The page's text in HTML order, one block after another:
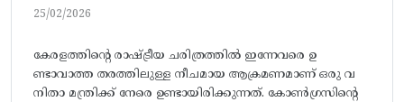
25/02/2026
കേരളത്തിൻ്റെ രാഷ്ട്രീയ ചരിത്രത്തിൽ ഇന്നേവരെ ഉ
ണ്ടാവാത്ത തരത്തിലുള്ള നീചമായ ആക്രമണമാണ് ഒരു വ
നിതാ മന്ത്രിക്ക് നേരെ ഉണ്ടായിരിക്കുന്നത്. കോൺഗ്രസിന്റെ